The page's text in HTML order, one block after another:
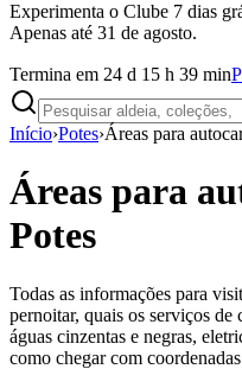
Experimenta o Clube 7 dias
Apenas até 31 de agosto.
Termina em 24 d 15 h 39 min
Início›Potes›Áreas para
Áreas para
Potes
Todas as informações para
pernoitar, quais os serviços de
águas cinzentas e negras,
como chegar com